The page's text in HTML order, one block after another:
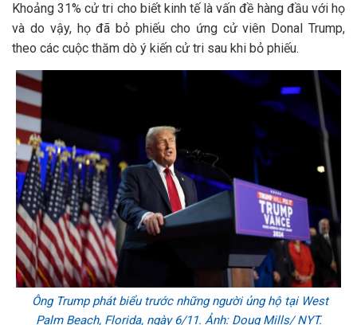
Khoảng 31% cử tri cho biết kinh tế là vấn đề hàng đầu với họ
và do vậy, họ đã bỏ phiếu cho ứng cử viên Donal Trump,
theo các cuộc thăm dò ý kiến cử tri sau khi bỏ phiếu.
Ông Trump phát biểu trước những người ủng hộ tại West
Palm Beach, Florida, ngày 6/11. Ảnh: Doug Mills/ NYT.